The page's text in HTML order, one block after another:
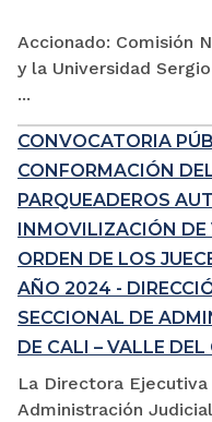
Accionado: Comisión
y la Universidad
...
CONVOCATORIA
CONFORMACIÓN
PARQUEADEROS
INMOVILIZACIÓN DE
ORDEN DE LOS
AÑO 2024 -
SECCIONAL DE
DE CALI – VALLE DEL
La Directora
Administración